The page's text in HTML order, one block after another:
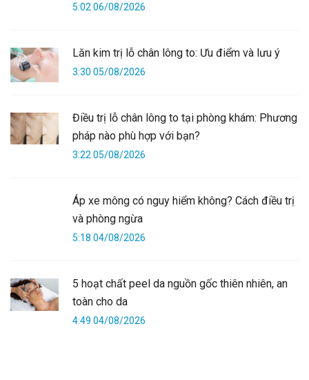
5:02 06/08/2026
Lăn kim trị lỗ chân lông to: Ưu điểm và lưu ý
3:30 05/08/2026
Điều trị lỗ chân lông to tại phòng khám: Phương
pháp nào phù hợp với bạn?
3:22 05/08/2026
Áp xe mông có nguy hiểm không? Cách điều trị
và phòng ngừa
5:18 04/08/2026
5 hoạt chất peel da nguồn gốc thiên nhiên, an
toàn cho da
4:49 04/08/2026